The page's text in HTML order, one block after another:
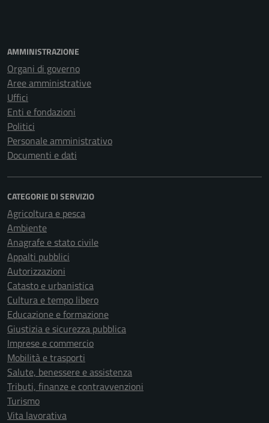
AMMINISTRAZIONE
Organi di governo
Aree amministrative
Uffici
Enti e fondazioni
Politici
Personale amministrativo
Documenti e dati
CATEGORIE DI SERVIZIO
Agricoltura e pesca
Ambiente
Anagrafe e stato civile
Appalti pubblici
Autorizzazioni
Catasto e urbanistica
Cultura e tempo libero
Educazione e formazione
Giustizia e sicurezza pubblica
Imprese e commercio
Mobilità e trasporti
Salute, benessere e assistenza
Tributi, finanze e contravvenzioni
Turismo
Vita lavorativa